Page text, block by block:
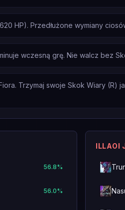
HP). Przedłużone wymiany
wczesną grę. Nie walcz bez
Trzymaj swoje Skok Wiary (R)
56.8%
56.0%
ILLAOI